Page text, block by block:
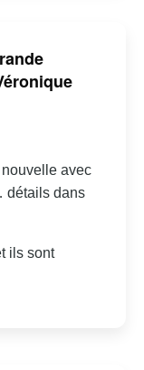
avec
détails dans
ils sont